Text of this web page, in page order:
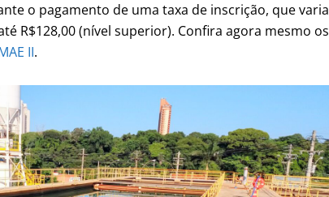
o pagamento de uma taxa de inscrição, que varia
R$128,00 (nível superior). Confira agora mesmo os
II.